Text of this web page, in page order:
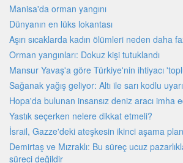
Manisa'da orman yangını
Dünyanın en lüks lokantası
Aşırı sıcaklarda kadın ölümleri neden daha
Orman yangınları: Dokuz kişi tutuklandı
Mansur Yavaş'a göre Türkiye'nin ihtiyacı
Sağanak yağış geliyor: Altı ile sarı kodlu uyarı
Hopa'da bulunan insansız deniz aracı imha
Yastık seçerken nelere dikkat etmeli?
İsrail, Gazze'deki ateşkesin ikinci aşama
Demirtaş ve Mızraklı: Bu süreç ucuz
süreci değildir